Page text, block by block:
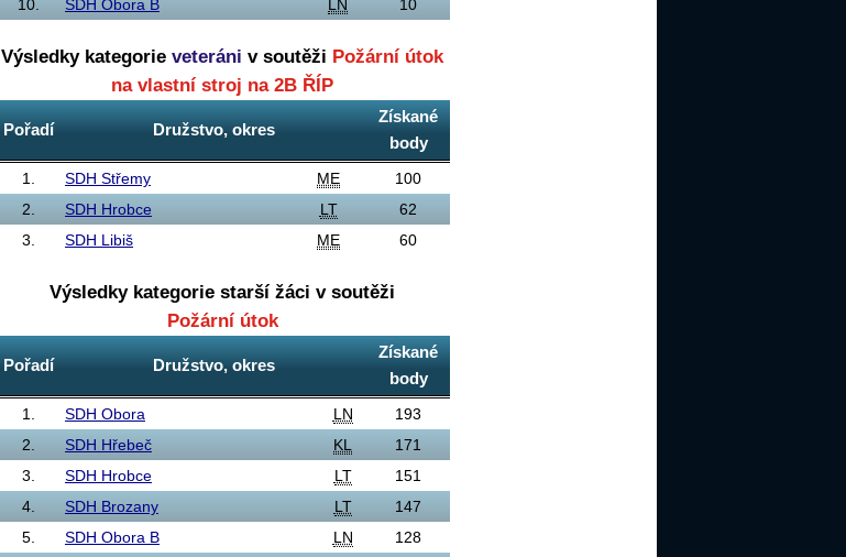
10.
SDH Obora B LN 10
Výsledky kategorie veteráni v soutěži Požární útok
na vlastní stroj na 2B ŘÍP
Pořadí Družstvo, okres
Získané
body
1. SDH Střemy ME
100
2.
SDH Hrobce LT
62
3.
SDH Libiš ME 60
Výsledky kategorie starší žáci v soutěži
Požární útok
Pořadí Družstvo, okres
Získané
body
1. SDH Obora LN
193
2.
SDH Hřebeč KL
171
3.
SDH Hrobce LT
151
4.
SDH Brozany LT
147
5.
SDH Obora B LN
128